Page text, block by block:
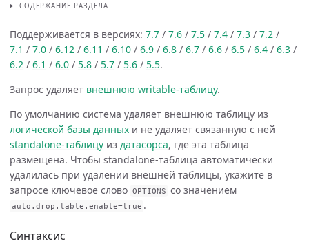
СОДЕРЖАНИЕ РАЗДЕЛА
Поддерживается в версиях: 7.7 / 7.6 / 7.5 / 7.4 / 7.3 / 7.2 /
7.1 / 7.0 / 6.12 / 6.11 / 6.10 / 6.9 / 6.8 / 6.7 / 6.6 / 6.5 / 6.4 / 6.3 /
6.2 / 6.1 / 6.0 / 5.8 / 5.7 / 5.6 / 5.5.
Запрос удаляет внешнюю writable-таблицу.
По умолчанию система удаляет внешнюю таблицу из
логической базы данных и не удаляет связанную с ней
standalone-таблицу из датасорса, где эта таблица
размещена. Чтобы standalone-таблица автоматически
удалилась при удалении внешней таблицы, укажите в
запросе ключевое слово OPTIONS со значением
auto . drop . table . enable=true .
Синтаксис